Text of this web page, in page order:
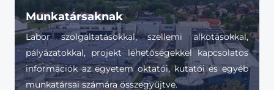
Munkatársaknak
Labor szolgáltatásokkal, szellemi alkotásokkal,
pályázatokkal, projekt lehetőségekkel kapcsolatos
információk az egyetem oktatói, kutatói és egyéb
munkatársai számára összegyűjtve.